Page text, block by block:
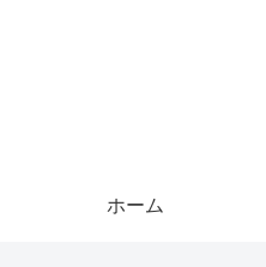
ホーム